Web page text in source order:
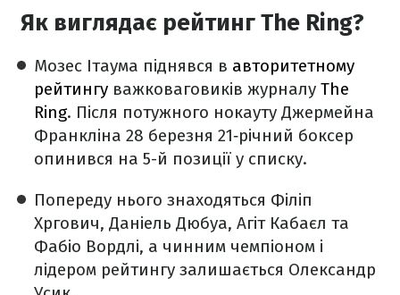
Як виглядає рейтинг The Ring?
Мозес Ітаума піднявся в авторитетному
рейтингу важковаговиків журналу The
Ring. Після потужного нокауту Джермейна
Франкліна 28 березня 21‑річний боксер
опинився на 5-й позиції у списку.
Попереду нього знаходяться Філіп
Хргович, Даніель Дюбуа, Агіт Кабаєл та
Фабіо Вордлі, а чинним чемпіоном і
лідером рейтингу залишається Олександр